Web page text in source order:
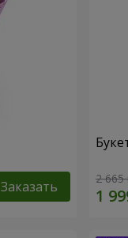
Заказать 2 665